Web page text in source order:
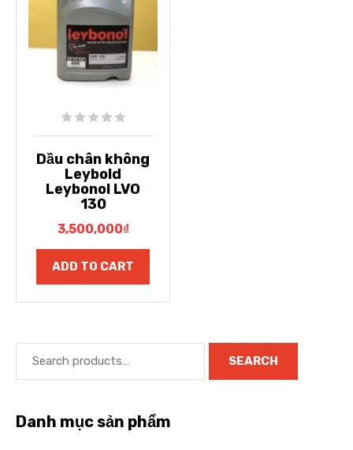
Dầu chân không
Leybold
Leybonol LVO
130
3,500,000₫
ADD TO CART
SEARCH
Danh mục sản phẩm